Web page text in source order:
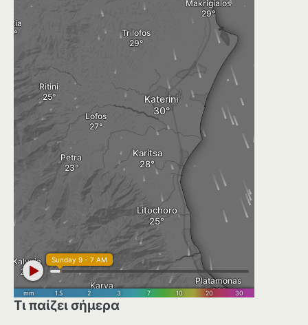
Τι παίζει σήμερα